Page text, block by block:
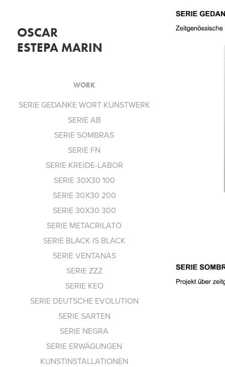
OSCAR
ESTEPA MARIN
WORK
SERIE GEDANKE WORT KUNSTWERK
SERIE AB
SERIE SOMBRAS
SERIE FN
SERIE KREIDE-LABOR
SERIE 30X30 100
SERIE 30X30 200
SERIE 30X30 300
SERIE METACRILATO
SERIE BLACK IS BLACK
SERIE VENTANAS
SERIE ZZZ
SERIE KEO
SERIE DEUTSCHE EVOLUTION
SERIE SARTEN
SERIE NEGRA
SERIE ERWÄGUNGEN
KUNSTINSTALLATIONEN